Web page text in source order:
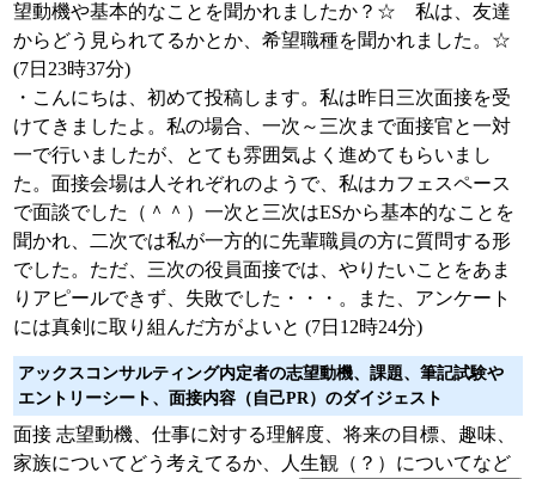
望動機や基本的なことを聞かれましたか？☆ 私は、友達
からどう見られてるかとか、希望職種を聞かれました。☆
(7日23時37分)
・こんにちは、初めて投稿します。私は昨日三次面接を受
けてきましたよ。私の場合、一次～三次まで面接官と一対
一で行いましたが、とても雰囲気よく進めてもらいまし
た。面接会場は人それぞれのようで、私はカフェスペース
で面談でした（＾＾）一次と三次はESから基本的なことを
聞かれ、二次では私が一方的に先輩職員の方に質問する形
でした。ただ、三次の役員面接では、やりたいことをあま
りアピールできず、失敗でした・・・。また、アンケート
には真剣に取り組んだ方がよいと (7日12時24分)
アックスコンサルティング内定者の志望動機、課題、筆記試験や
エントリーシート、面接内容（自己PR）のダイジェスト
面接 志望動機、仕事に対する理解度、将来の目標、趣味、
家族についてどう考えてるか、人生観（？）についてなど